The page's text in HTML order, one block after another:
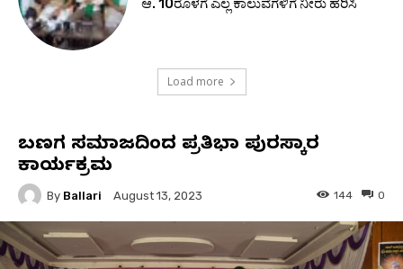
ಆ. 10ರೊಳಗೆ ಎಲ್ಲ ಕಾಲುವೆಗಳಿಗೆ ನೀರು ಹರಿಸಿ
Load more